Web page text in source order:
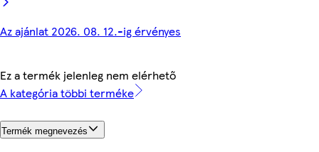
Az ajánlat 2026. 08. 12.-ig érvényes
Ez a termék jelenleg nem elérhető
A kategória többi terméke
Termék megnevezés